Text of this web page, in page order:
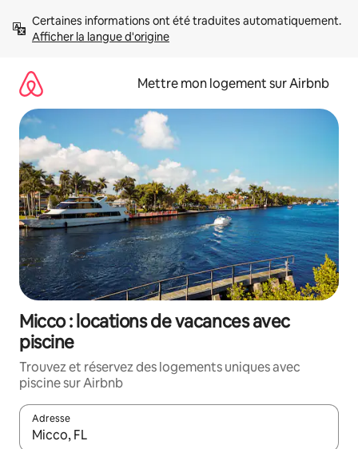
directement
Afficher la langue d'origine
Mettre mon logement sur Airbnb
Micco : locations de vacances avec
piscine
Trouvez et réservez des logements uniques avec
piscine sur Airbnb
Adresse
Lorsque les résultats s'affichent, utilisez les flèches vers le